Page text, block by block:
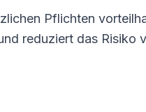
Pflichten
reduziert das Risiko